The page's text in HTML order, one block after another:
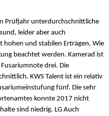
Prüfjahr unterdurchschnittliche
leider aber auch
hohen und stabilen Erträgen. Wie
beachtet werden. Kamerad ist
drei. Die
KWS Talent ist ein relativ
fünf. Die sehr
konnte 2017 nicht
sind niedrig. LG Auch